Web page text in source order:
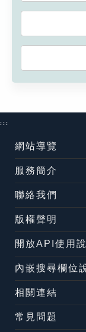
:::
網站導覽
服務簡介
聯絡我們
版權聲明
開放API使用
內嵌搜尋欄位
相關連結
常見問題